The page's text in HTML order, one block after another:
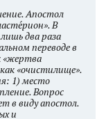
Апостол
В
два раза
переводе в
«жертва
«очистилище».
1) место
Вопрос
в виду апостол.
и